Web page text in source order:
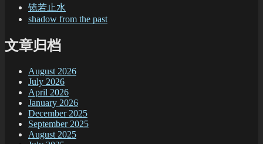
镜若止水
shadow from the past
文章归档
August 2026
July 2026
April 2026
January 2026
December 2025
September 2025
August 2025